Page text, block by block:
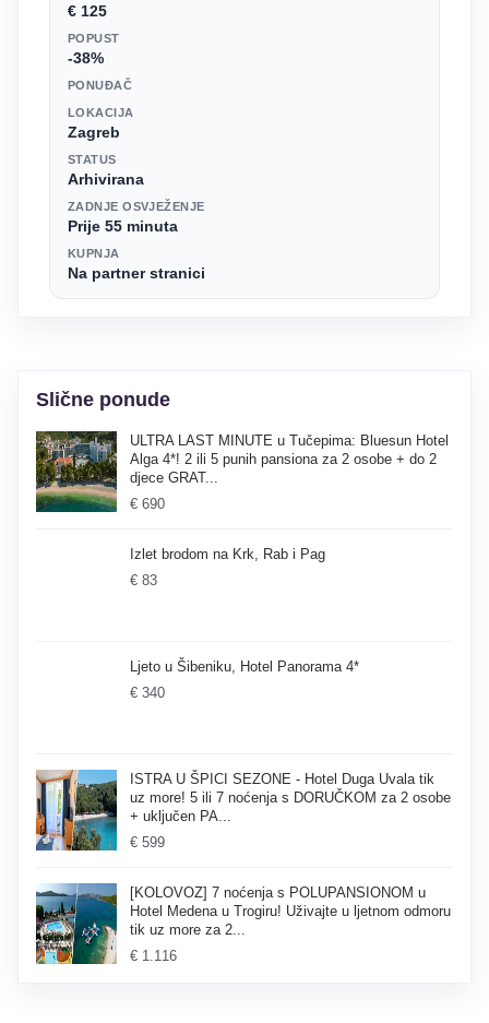
€ 125
POPUST
-38%
PONUĐAČ
LOKACIJA
Zagreb
STATUS
Arhivirana
ZADNJE OSVJEŽENJE
Prije 55 minuta
KUPNJA
Na partner stranici
Slične ponude
ULTRA LAST MINUTE u Tučepima: Bluesun Hotel
Alga 4*! 2 ili 5 punih pansiona za 2 osobe + do 2
djece GRAT...
€ 690
Izlet brodom na Krk, Rab i Pag
€ 83
Ljeto u Šibeniku, Hotel Panorama 4*
€ 340
ISTRA U ŠPICI SEZONE - Hotel Duga Uvala tik
uz more! 5 ili 7 noćenja s DORUČKOM za 2 osobe
+ uključen PA...
€ 599
[KOLOVOZ] 7 noćenja s POLUPANSIONOM u
Hotel Medena u Trogiru! Uživajte u ljetnom odmoru
tik uz more za 2...
€ 1.116